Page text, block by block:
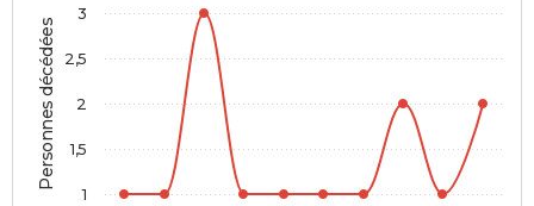
Personnes décédées
1
1,5
2
2,5
3